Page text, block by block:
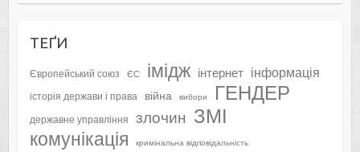
ТЕҐИ
Європейський союз ЄС імідж інтернет інформація
історія держави і права війна вибори ГЕНДЕР
державне управління злочин ЗМІ
комунікація кримінальна відповідальність